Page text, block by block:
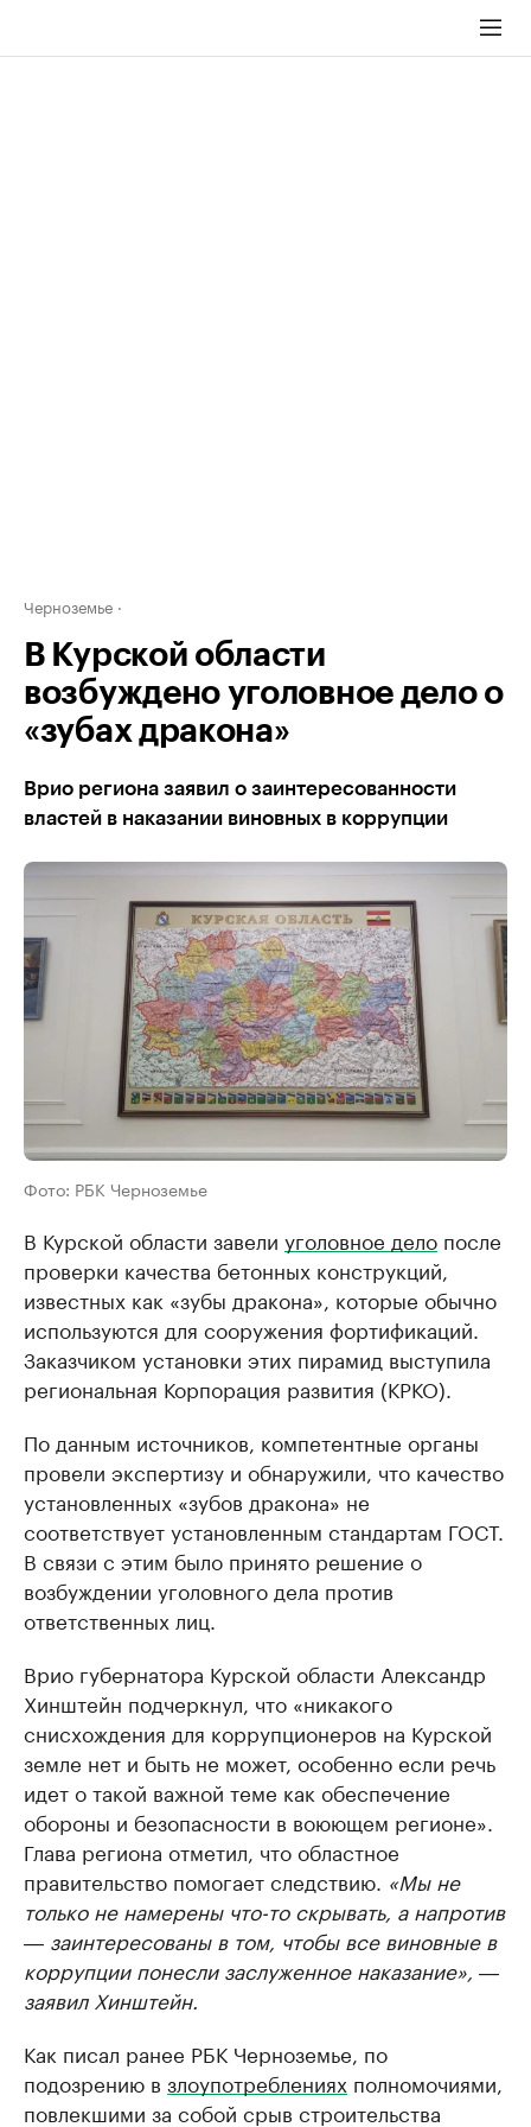
Черноземье
В Курской области
возбуждено уголовное дело о
«зубах дракона»
Врио региона заявил о заинтересованности
властей в наказании виновных в коррупции
Фото: РБК Черноземье
В Курской области завели уголовное дело после
проверки качества бетонных конструкций,
известных как «зубы дракона», которые обычно
используются для сооружения фортификаций.
Заказчиком установки этих пирамид выступила
региональная Корпорация развития (КРКО).
По данным источников, компетентные органы
провели экспертизу и обнаружили, что качество
установленных «зубов дракона» не
соответствует установленным стандартам ГОСТ.
В связи с этим было принято решение о
возбуждении уголовного дела против
ответственных лиц.
Врио губернатора Курской области Александр
Хинштейн подчеркнул, что «никакого
снисхождения для коррупционеров на Курской
земле нет и быть не может, особенно если речь
идет о такой важной теме как обеспечение
обороны и безопасности в воюющем регионе».
Глава региона отметил, что областное
правительство помогает следствию. «Мы не
только не намерены что-то скрывать, а напротив
― заинтересованы в том, чтобы все виновные в
коррупции понесли заслуженное наказание», ―
заявил Хинштейн.
Как писал ранее РБК Черноземье, по
подозрению в злоупотреблениях полномочиями,
повлекшими за собой срыв строительства